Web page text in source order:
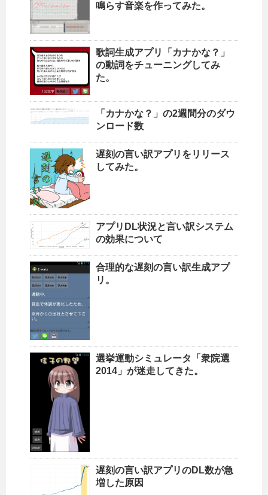
鳴らす音楽を作ってみた。
歌詞生成アプリ「カナかな？」
の動詞をチューニングしてみ
た。
「カナかな？」の2週間分のダウ
ンロード数
遅刻の言い訳アプリをリリース
してみた。
アプリDL状況と言い訳システム
の効果について
合理的な遅刻の言い訳生成アプ
リ。
選挙運動シミュレータ「衆院選
2014」が迷走してきた。
遅刻の言い訳アプリのDL数が急
増した原因